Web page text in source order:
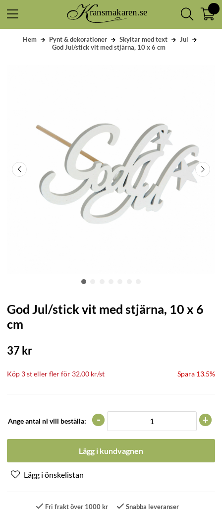
Hem Pynt & dekorationer Skyltar med text
Jul
God Jul/stick vit med stjärna, 10 x 6 cm
God Jul/stick vit med stjärna, 10 x 6
cm
37 kr
Köp 3 steller fler för 32.00 kr/st Spara 13.5%
Ange antal ni vill beställa: +
-
Lägg i kundvagnen
Fri frakt över 1000 kr Snabba leveranser